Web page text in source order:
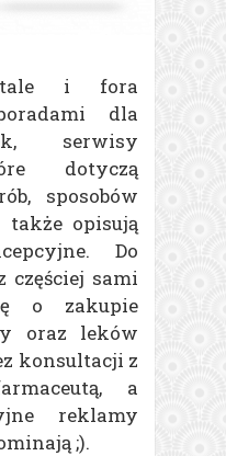
i fora
dla
serwisy
dotyczą
sposobów
opisują
Do
częściej sami
o zakupie
oraz leków
konsultacji z
a
reklamy
;).